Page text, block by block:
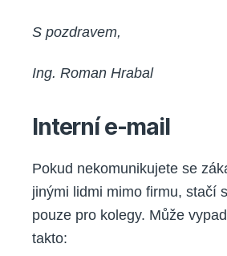
S pozdravem,
Ing. Roman Hrabal
Interní e-mail
Pokud nekomunikujete se
jinými lidmi mimo firmu, stačí
pouze pro kolegy. Může
takto: